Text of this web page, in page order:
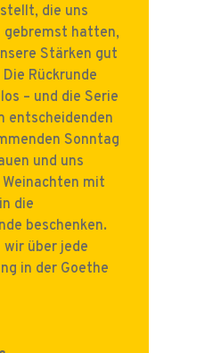
die uns
gebremst hatten,
Stärken gut
Rückrunde
– und die Serie
entscheidenden
Sonntag
und uns
mit
die
beschenken.
über jede
in der Goethe